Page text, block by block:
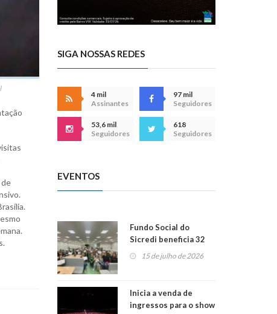
SIGA NOSSAS REDES
4 mil
Assinantes
97 mil
Seguidores
53,6 mil
Seguidores
618
Seguidores
EVENTOS
Fundo Social do
Sicredi beneficia 32
projetos em
15 de julho de 2026
Inicia a venda de
ingressos para o show